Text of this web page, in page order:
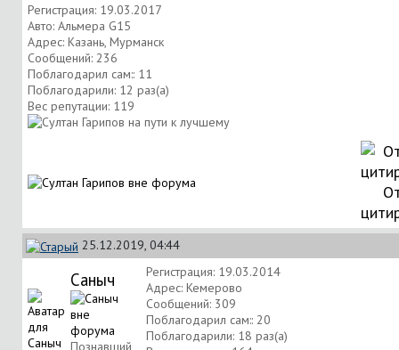
Регистрация: 19.03.2017
Авто: Альмера G15
Адрес: Казань, Мурманск
Сообщений: 236
Поблагодарил сам:: 11
Поблагодарили: 12 раз(а)
Вес репутации: 119
25.12.2019, 04:44
Саныч
Познавший
Регистрация: 19.03.2014
Адрес: Кемерово
Сообщений: 309
Поблагодарил сам:: 20
Поблагодарили: 18 раз(а)